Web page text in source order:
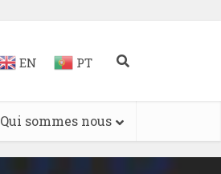
EN PT
Qui sommes nous